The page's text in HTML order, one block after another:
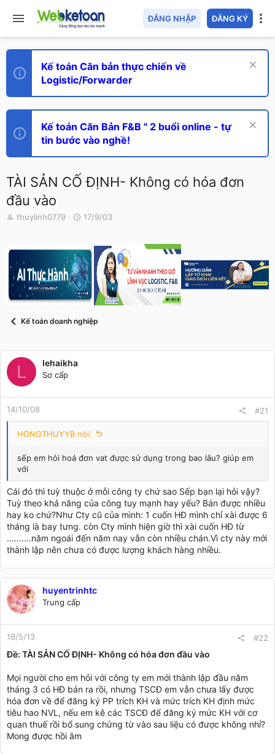
ĐĂNG NHẬP ĐĂNG KÝ
Kế toán Căn bản thực chiến về
Logistic/Forwarder
Kế toán Căn Bản F&B " 2 buổi online - tự
tin bước vào nghề!
TÀI SẢN CỐ ĐỊNH- Không có hóa đơn
đầu vào
T
e
a
d
s
a
r
thuylinh0779
N
y
g
ử
i
17/9/03
Kế toán doanh nghiệp
L lehaikha
Sơ cấp
14/10/08 #21
HONGTHUYYB nói:
sếp em hỏi hoá đơn vat được sử dụng trong bao lâu? giúp em
với
Cái đó thì tuỳ thuộc ở mỗi công ty chứ sao Sếp bạn lại hỏi vậy?
Tuỳ theo khả năng của công tuy mạnh hay yếu? Bán được nhiều
hay ko chứ?Như Cty cũ của mình: 1 cuốn HĐ mình chỉ xài được 6
tháng là bay tưng. còn Cty mình hiện giờ thì xài cuốn HĐ từ
..........năm ngoái đến năm nay vẫn còn nhiều chán.Vì cty này mới
thành lập nên chưa có được lượng khách hàng nhiều.
huyentrinhtc
Trung cấp
18/5/13 #22
Ðề: TÀI SẢN CỐ ĐỊNH- Không có hóa đơn đầu vào
Mọi người cho em hỏi với công ty em mới thành lập đầu năm
tháng 3 có HĐ bán ra rồi, nhưng TSCĐ em vẫn chưa lấy được
hóa đơn về để đăng ký PP trích KH và mức trích KH định mức
tiêu hao NVL, nếu em kê các TSCĐ để đăng ký mức KH với cơ
quan thuế rồi bổ sung chứng từ vào sau liệu có được không nhỉ?
Mong được hồi âm